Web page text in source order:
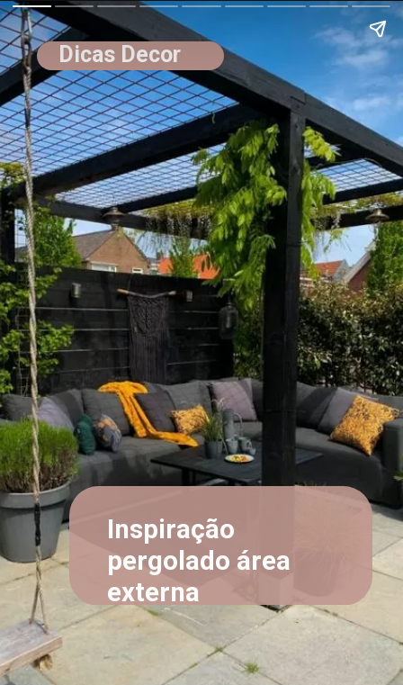
Dicas Decor
Inspiração
pergolado área
externa